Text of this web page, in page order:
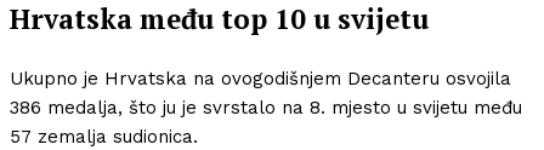
Hrvatska među top 10 u svijetu
Ukupno je Hrvatska na ovogodišnjem Decanteru osvojila
386 medalja, što ju je svrstalo na 8. mjesto u svijetu među
57 zemalja sudionica.